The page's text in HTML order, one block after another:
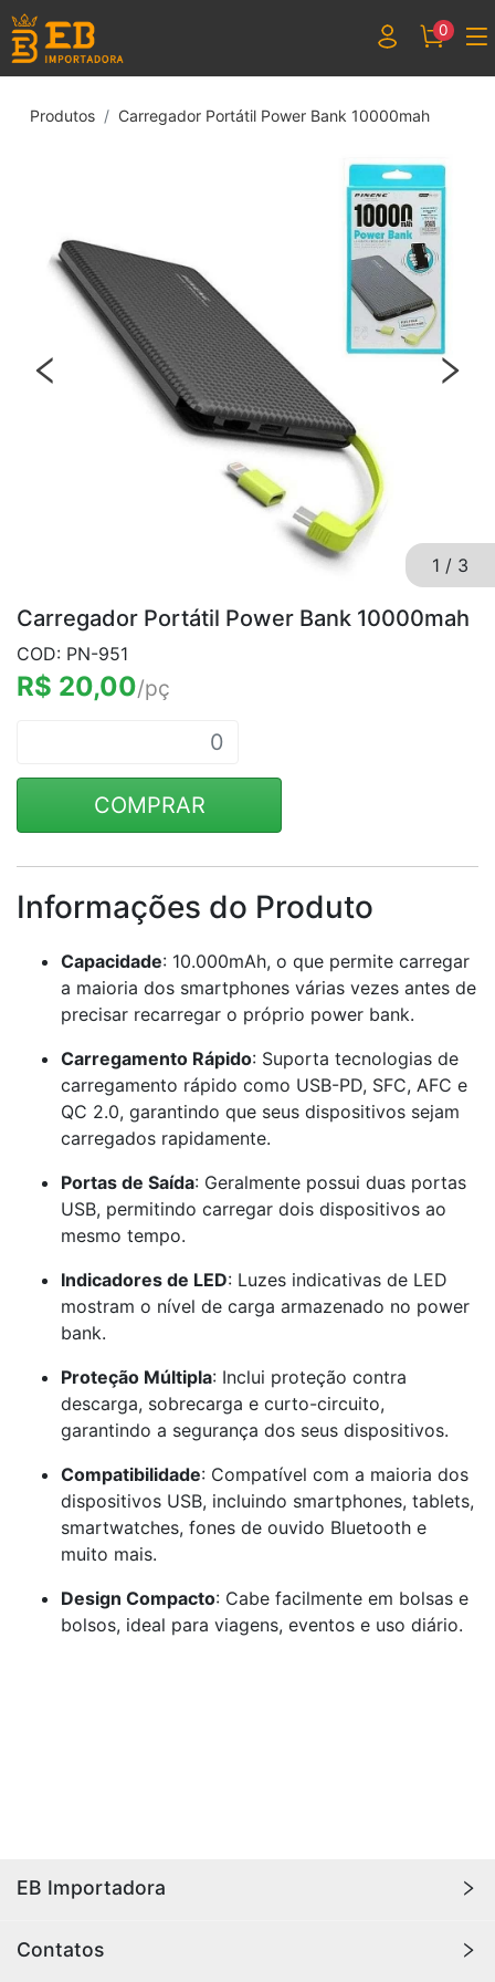
0
Produtos Carregador Portátil Power Bank 10000mah
1 / 3
Carregador Portátil Power Bank 10000mah
COD: PN-951
R$ 20,00/pç
COMPRAR
Informações do Produto
Capacidade: 10.000mAh, o que permite carregar
a maioria dos smartphones várias vezes antes de
precisar recarregar o próprio power bank.
Carregamento Rápido: Suporta tecnologias de
carregamento rápido como USB-PD, SFC, AFC e
QC 2.0, garantindo que seus dispositivos sejam
carregados rapidamente.
Portas de Saída: Geralmente possui duas portas
USB, permitindo carregar dois dispositivos ao
mesmo tempo.
Indicadores de LED: Luzes indicativas de LED
mostram o nível de carga armazenado no power
bank.
Proteção Múltipla: Inclui proteção contra
descarga, sobrecarga e curto-circuito,
garantindo a segurança dos seus dispositivos.
Compatibilidade: Compatível com a maioria dos
dispositivos USB, incluindo smartphones, tablets,
smartwatches, fones de ouvido Bluetooth e
muito mais.
Design Compacto: Cabe facilmente em bolsas e
bolsos, ideal para viagens, eventos e uso diário.
EB Importadora
importados, com qualidade e durabilidade para sua
Contatos